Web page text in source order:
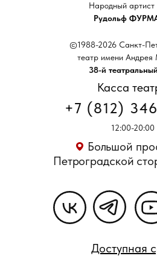
12:00-20:00
+7 (812)
©1988-2026 Санкт-
театр имени Андрея
38-й
Народный артист
Рудольф
Большой
Петроградской
Касса
Доступная